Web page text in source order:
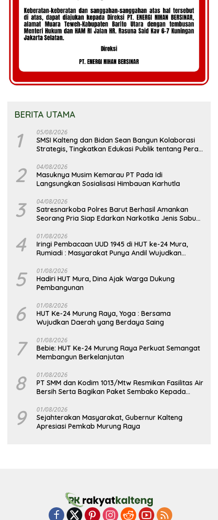
BERITA UTAMA
1 05/08/2026
SMSI Kalteng dan Bidan Sean Bangun Kolaborasi
Strategis, Tingkatkan Edukasi Publik tentang Peran
2 04/08/2026
Masuknya Musim Kemarau PT Pada Idi
Langsungkan Sosialisasi Himbauan Karhutla
3 04/08/2026
Satresnarkoba Polres Barut Berhasil Amankan
Seorang Pria Siap Edarkan Narkotika Jenis Sabu
4 01/08/2026
Iringi Pembacaan UUD 1945 di HUT ke-24 Mura,
Rumiadi : Masyarakat Punya Andil Wujudkan
5 01/08/2026
Hadiri HUT Mura, Dina Ajak Warga Dukung
Pembangunan
6 01/08/2026
HUT Ke-24 Murung Raya, Yoga : Bersama
Wujudkan Daerah yang Berdaya Saing
7 01/08/2026
Bebie: HUT Ke-24 Murung Raya Perkuat Semangat
Membangun Berkelanjutan
8 01/08/2026
PT SMM dan Kodim 1013/Mtw Resmikan Fasilitas Air
Bersih Serta Bagikan Paket Sembako Kepada
9 01/08/2026
Sejahterakan Masyarakat, Gubernur Kalteng
Apresiasi Pemkab Murung Raya